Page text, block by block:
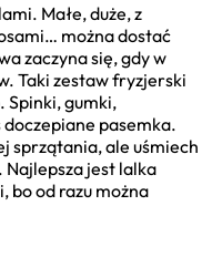
Małe, duże, z
można dostać
zaczyna się, gdy w
Taki zestaw fryzjerski
Spinki, gumki,
pasemka.
sprzątania, ale uśmiech
Najlepsza jest lalka
bo od razu można